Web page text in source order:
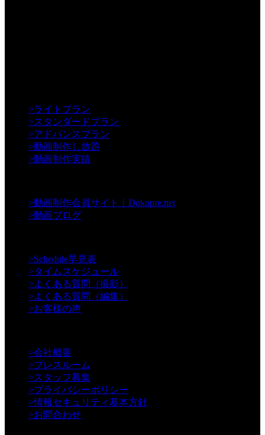
>ライトプラン
>スタンダードプラン
>アドバンスプラン
>動画制作し放題
>動画制作実績
>動画制作会員サイト｜Dokopre.net
>動画ブログ
>Schedule早見表
>タイムスケジュール
>よくある質問（撮影）
>よくある質問（編集）
>お客様の声
>会社概要
>プレスルーム
>スタッフ募集
>プライバシーポリシー
>情報セキュリティ基本方針
>お問合わせ